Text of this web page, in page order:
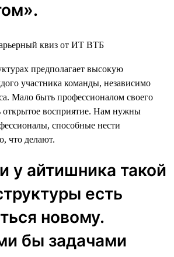
предполагает высокую
участника команды, независимо
Мало быть профессионалом своего
восприятие. Нам нужны
способные нести
что делают.
у айтишника такой
есть
новому.
бы задачами